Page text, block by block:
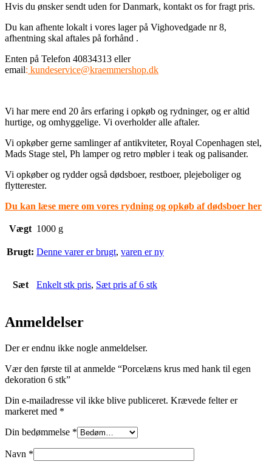
Hvis du ønsker sendt uden for Danmark, kontakt os for fragt pris.
Du kan afhente lokalt i vores lager på Vighovedgade nr 8,
afhentning skal aftales på forhånd .
Enten på Telefon 40834313 eller
email: kundeservice@kraemmershop.dk
Vi har mere end 20 års erfaring i opkøb og rydninger, og er altid
hurtige, og omhyggelige. Vi overholder alle aftaler.
Vi opkøber gerne samlinger af antikviteter, Royal Copenhagen stel,
Mads Stage stel, Ph lamper og retro møbler i teak og palisander.
Vi opkøber og rydder også dødsboer, restboer, plejeboliger og
flytterester.
Du kan læse mere om vores rydning og opkøb af dødsboer her
Vægt 1000 g
Brugt: Denne varer er brugt, varen er ny
Sæt Enkelt stk pris, Sæt pris af 6 stk
Anmeldelser
Der er endnu ikke nogle anmeldelser.
Vær den første til at anmelde “Porcelæns krus med hank til egen
dekoration 6 stk”
Din e-mailadresse vil ikke blive publiceret. Krævede felter er
markeret med *
Din bedømmelse *
Navn *